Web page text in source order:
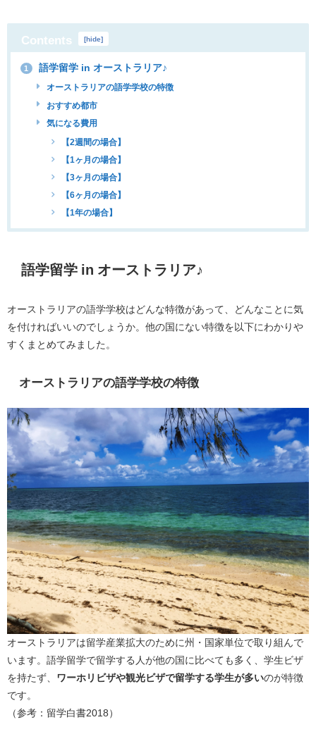
Contents [hide]
1 語学留学 in オーストラリア♪
オーストラリアの語学学校の特徴
おすすめ都市
気になる費用
【2週間の場合】
【1ヶ月の場合】
【3ヶ月の場合】
【6ヶ月の場合】
【1年の場合】
語学留学 in オーストラリア♪
オーストラリアの語学学校はどんな特徴があって、どんなことに気
を付ければいいのでしょうか。他の国にない特徴を以下にわかりや
すくまとめてみました。
オーストラリアの語学学校の特徴
オーストラリアは留学産業拡大のために州・国家単位で取り組んで
います。語学留学で留学する人が他の国に比べても多く、学生ビザ
を持たず、
ワーホリビザや観光ビザで留学する学生が多いのが特徴
です。
（参考：留学白書2018）